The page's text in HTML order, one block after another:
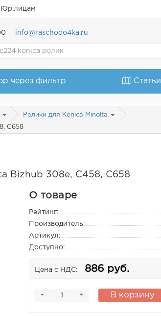
Юр.лицам
info@raschodo4ka.ru
через фильтр Статьи
Ролики для Konica Minolta
C658
Bizhub 308e, C458, C658
О товаре
Рейтинг:
Производитель:
Артикул:
Доступно:
Цена с НДС: 886 руб.
+
- В корзину